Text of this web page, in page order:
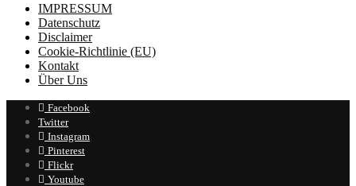
IMPRESSUM
Datenschutz
Disclaimer
Cookie-Richtlinie (EU)
Kontakt
Über Uns
Facebook
Twitter
Instagram
Pinterest
Flickr
Youtube